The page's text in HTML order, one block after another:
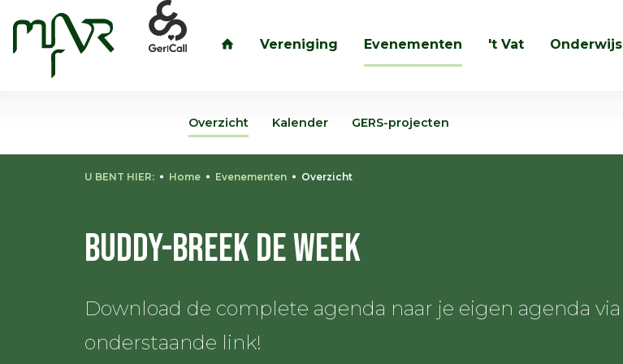
Vereniging Evenementen 't Vat Onderwijs
inloggen
U BENT HIER: Home Evenementen Overzicht
Buddy-Breek de Week
Download de complete agenda naar je eigen agenda via
onderstaande link!
Overzicht Kalender GERS-projecten